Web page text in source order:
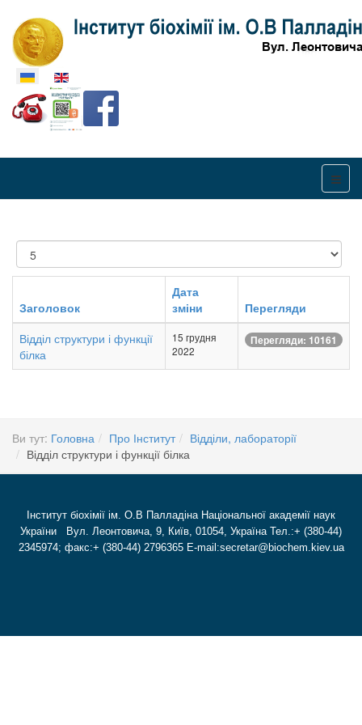
Оберіть свою мову
Показувати
Заголовок
Дата
зміни
Перегляди
Відділ структури і функції
білка
15 грудня
2022
Перегляди: 10161
Ви тут: Головна Про Інститут
Відділи, лабораторії
Відділ структури і функції білка
Інститут біохімії ім. О.В Палладіна Національної академії наук
України Вул. Леонтовича, 9, Київ, 01054, Україна Тел.:+ (380-44)
2345974; факс:+ (380-44) 2796365 E-mail:secretar@biochem.kiev.ua